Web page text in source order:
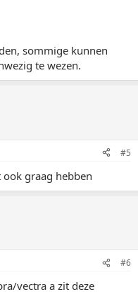
sommige kunnen
te wezen.
#5
graag hebben
#6
vectra a zit deze